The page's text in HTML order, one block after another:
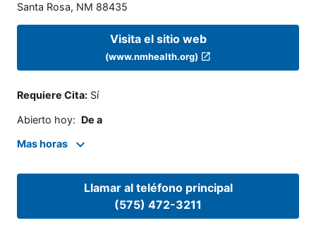
Santa Rosa, NM 88435
Visita el sitio web
(www.nmhealth.org)
Requiere Cita: Sí
Abierto hoy: De a
Mas horas
Llamar al teléfono principal
(575) 472-3211